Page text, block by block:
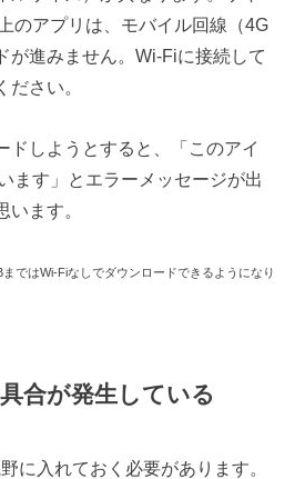
のアプリは、モバイル回線（4G
が進みません。Wi-Fiに接続して
さい。
ドしようとすると、「このアイ
ます」とエラーメッセージが出
います。
ではWi-Fiなしでダウンロードできるようになり
合が発生している
に入れておく必要があります。